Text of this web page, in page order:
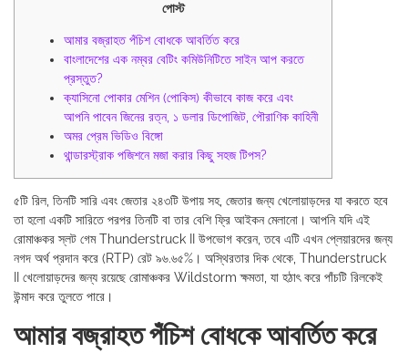
পোস্ট
আমার বজ্রাহত পঁচিশ বোধকে আবর্তিত করে
বাংলাদেশের এক নম্বর বেটিং কমিউনিটিতে সাইন আপ করতে
প্রস্তুত?
ক্যাসিনো পোকার মেশিন (পোকিস) কীভাবে কাজ করে এবং
আপনি পাবেন জিনের রত্ন, ১ ডলার ডিপোজিট, পৌরাণিক কাহিনী
অমর প্রেম ভিডিও বিঙ্গো
থান্ডারস্ট্রাক পজিশনে মজা করার কিছু সহজ টিপস?
৫টি রিল, তিনটি সারি এবং জেতার ২৪৩টি উপায় সহ, জেতার জন্য খেলোয়াড়দের যা করতে হবে
তা হলো একটি সারিতে পরপর তিনটি বা তার বেশি ফ্রি আইকন মেলানো। আপনি যদি এই
রোমাঞ্চকর স্লট গেম Thunderstruck II উপভোগ করেন, তবে এটি এখন প্লেয়ারদের জন্য
নগদ অর্থ প্রদান করে (RTP) রেট ৯৬.৬৫%। অস্থিরতার দিক থেকে, Thunderstruck
II খেলোয়াড়দের জন্য রয়েছে রোমাঞ্চকর Wildstorm ক্ষমতা, যা হঠাৎ করে পাঁচটি রিলকেই
উন্মাদ করে তুলতে পারে।
আমার বজ্রাহত পঁচিশ বোধকে আবর্তিত করে